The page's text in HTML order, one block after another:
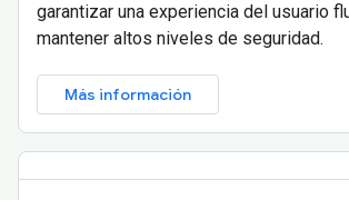
garantizar una experiencia del usuario
mantener altos niveles de seguridad.
Más información